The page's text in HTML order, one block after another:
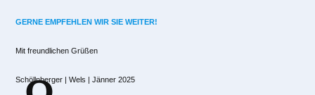
GERNE EMPFEHLEN WIR SIE WEITER!
Mit freundlichen Grüßen
Schöllnberger | Wels | Jänner 2025